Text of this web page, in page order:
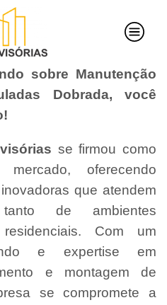
sobre Manutenção
Dobrada, você
se firmou como
oferecendo
que atendem
de ambientes
Com um
e expertise em
e montagem de
se compromete a